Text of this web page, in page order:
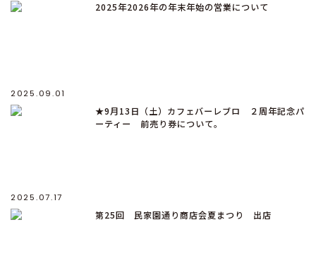
2025年2026年の年末年始の営業について
2025.09.01
★9月13日（土）カフェバーレブロ ２周年記念パ
ーティー 前売り券について。
2025.07.17
第25回 民家園通り商店会夏まつり 出店